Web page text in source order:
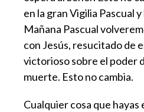
en la gran Vigilia Pascual
Mañana Pascual
con Jesús, resucitado de
victorioso sobre el poder
muerte. Esto no cambia.
Cualquier cosa que